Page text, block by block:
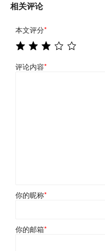
相关评论
本文评分*
评论内容*
你的昵称*
你的邮箱*